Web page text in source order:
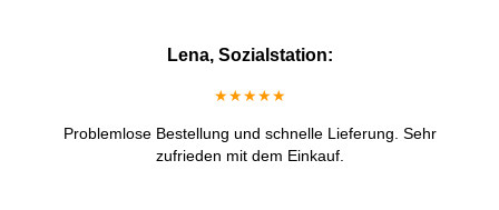
Lena, Sozialstation:
★★★★★
Problemlose Bestellung und schnelle Lieferung. Sehr
zufrieden mit dem Einkauf.